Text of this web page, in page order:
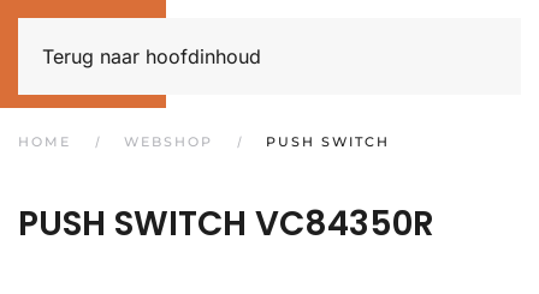
Terug naar hoofdinhoud
HOME WEBSHOP PUSH SWITCH
PUSH SWITCH VC84350R